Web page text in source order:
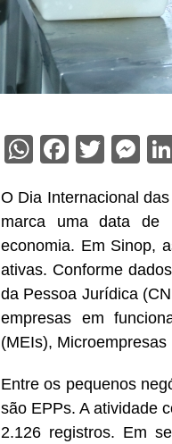
WhatsApp
O Dia Internacional
marca uma data de
economia. Em Sinop,
ativas. Conforme
da Pessoa Jurídica
empresas em
(MEIs),
Entre os pequenos
são EPPs. A atividade
2.126 registros. Em